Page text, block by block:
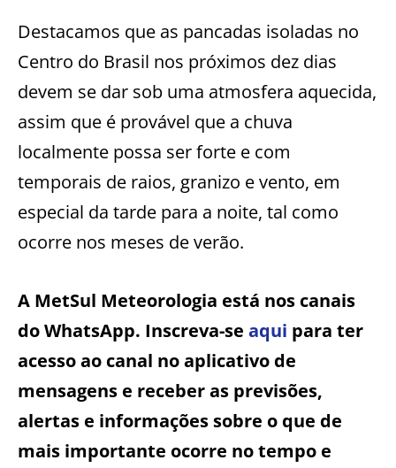
Destacamos que as pancadas isoladas no
Centro do Brasil nos próximos dez dias
devem se dar sob uma atmosfera aquecida,
assim que é provável que a chuva
localmente possa ser forte e com
temporais de raios, granizo e vento, em
especial da tarde para a noite, tal como
ocorre nos meses de verão.
A MetSul Meteorologia está nos canais
do WhatsApp. Inscreva-se aqui para ter
acesso ao canal no aplicativo de
mensagens e receber as previsões,
alertas e informações sobre o que de
mais importante ocorre no tempo e